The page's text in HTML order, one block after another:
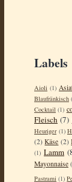
Labels
Aioli (1)
Blaufränkisch
Cocktail (1)
Fleisch (7)
Heuriger (1)
(2) Käse (2)
(1) Lamm
Mayonnaise
Pastrami (1)